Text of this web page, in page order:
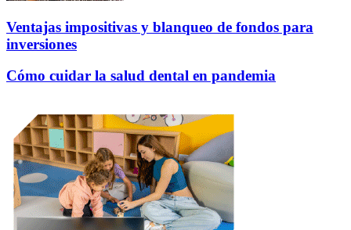
Ventajas impositivas y blanqueo de fondos para
inversiones
Cómo cuidar la salud dental en pandemia